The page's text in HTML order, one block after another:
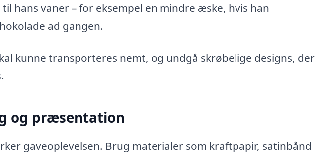
hans vaner – for eksempel en mindre æske, hvis han
ad gangen.
kunne transporteres nemt, og undgå skrøbelige designs, der
og præsentation
gaveoplevelsen. Brug materialer som kraftpapir, satinbånd